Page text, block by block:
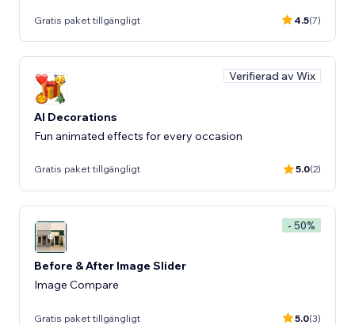
Gratis paket tillgängligt 4.5(7)
Verifierad av Wix
AI Decorations
Fun animated effects for every occasion
Gratis paket tillgängligt 5.0(2)
- 50%
Before & After Image Slider
Image Compare
Gratis paket tillgängligt 5.0(3)